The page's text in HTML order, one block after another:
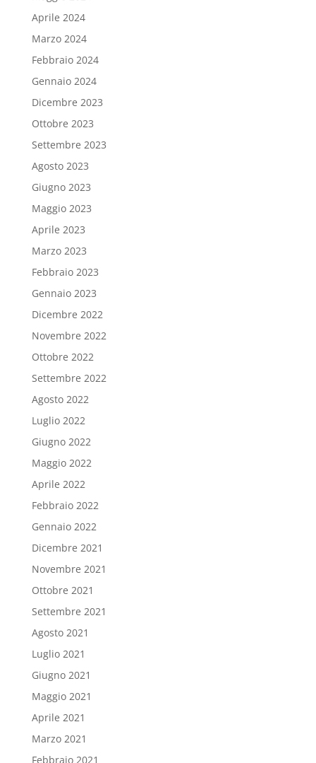
Aprile 2024
Marzo 2024
Febbraio 2024
Gennaio 2024
Dicembre 2023
Ottobre 2023
Settembre 2023
Agosto 2023
Giugno 2023
Maggio 2023
Aprile 2023
Marzo 2023
Febbraio 2023
Gennaio 2023
Dicembre 2022
Novembre 2022
Ottobre 2022
Settembre 2022
Agosto 2022
Luglio 2022
Giugno 2022
Maggio 2022
Aprile 2022
Febbraio 2022
Gennaio 2022
Dicembre 2021
Novembre 2021
Ottobre 2021
Settembre 2021
Agosto 2021
Luglio 2021
Giugno 2021
Maggio 2021
Aprile 2021
Marzo 2021
Febbraio 2021